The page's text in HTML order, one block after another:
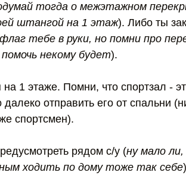
тогда о межэтажном
штангой на 1 этаж). Либо ты
тебе в руки, но помни про
некому будет).
1 этаже. Помни, что спортзал -
отправить его от спальни
спортсмен).
рядом с/у (ну мало
ходить по дому тоже так себе